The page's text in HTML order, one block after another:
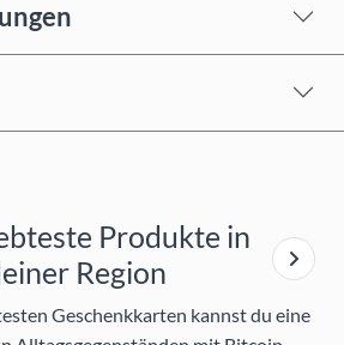
Produkte in
Region
Geschenkkarten kannst du eine